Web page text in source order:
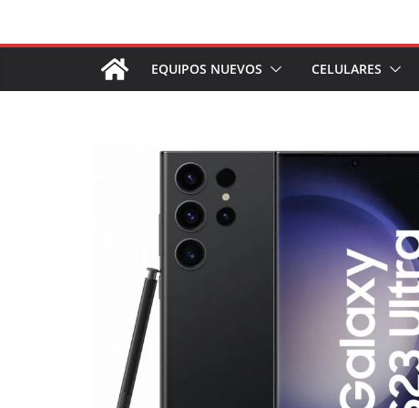
EQUIPOS NUEVOS CELULARES